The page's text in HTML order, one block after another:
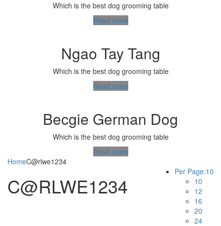
Which is the best dog grooming table
Read more
Ngao Tay Tang
Which is the best dog grooming table
Read more
Becgie German Dog
Which is the best dog grooming table
Read more
HomeC@rlwe1234
C@RLWE1234
Per Page:10
10
12
16
20
24